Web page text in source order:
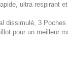
ultra respirant
dissimulé, 3 Poches
pour un meilleur